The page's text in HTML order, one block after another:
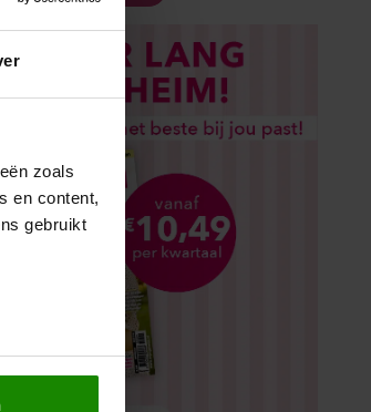
zoals
en content,
gebruikt